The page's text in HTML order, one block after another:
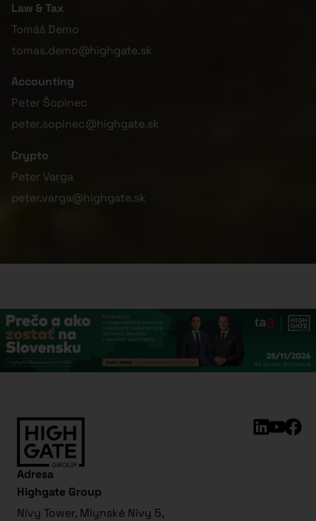
Law & Tax
Tomáš Demo
tomas.demo@highgate.sk
Accounting
Peter Šopinec
peter.sopinec@highgate.sk
Crypto
Peter Varga
peter.varga@highgate.sk
Adresa
Highgate Group
Nivy Tower, Mlynské Nivy 5,